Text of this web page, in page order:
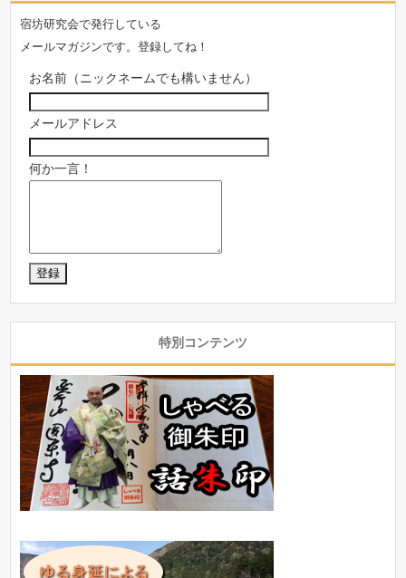
宿坊研究会で発行している
メールマガジンです。登録してね！
お名前（ニックネームでも構いません）
メールアドレス
何か一言！
特別コンテンツ